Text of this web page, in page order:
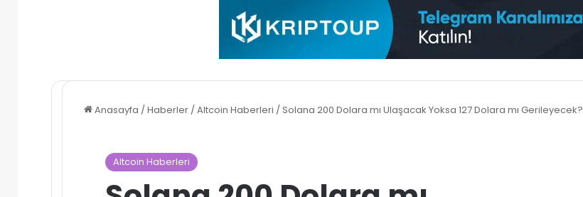
Anasayfa /Haberler /Altcoin Haberleri /Solana 200 Dolara mı Ulaşacak Yoksa 127 Dolara mı Gerileyecek?
Altcoin Haberleri